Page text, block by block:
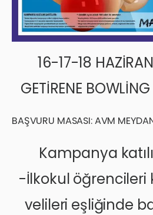
16-17-18
GETİRENE BOWLİNG
BAŞVURU MASASI: AVM
Kampanya
-İlkokul
velileri eşliğinde